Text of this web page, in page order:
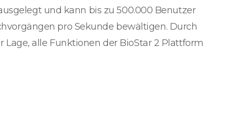
und kann bis zu 500.000 Benutzer
pro Sekunde bewältigen. Durch
alle Funktionen der BioStar 2 Plattform